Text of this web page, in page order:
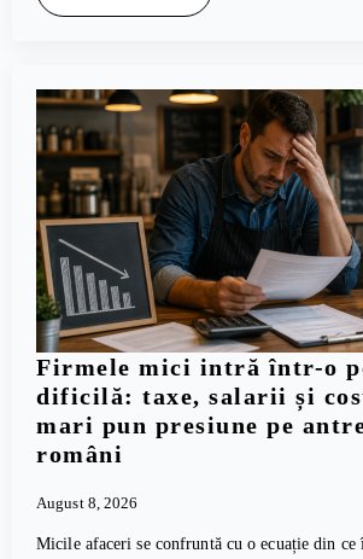
Firmele mici intră într-o
dificilă: taxe, salarii și
mari pun presiune pe
români
August 8, 2026
Micile afaceri se confruntă cu o ecuație din ce